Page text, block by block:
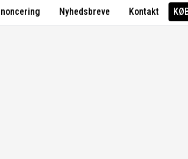
Nyhedsbreve Kontakt